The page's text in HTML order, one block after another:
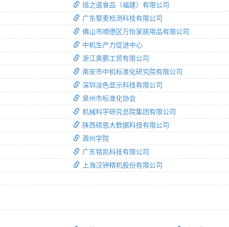
焙之道食品（福建）有限公司
广东黎麦检测科技有限公司
佛山市顺德区万怡家居用品有限公司
中机生产力促进中心
浙江奥鹏工贸有限公司
南安市中机标准化研究院有限公司
深圳淡色显示科技有限公司
泉州市标准化协会
机械科学研究总院集团有限公司
陕西硕恩大数据科技有限公司
滁州学院
广东铭凯科技有限公司
上海汉钟精机股份有限公司